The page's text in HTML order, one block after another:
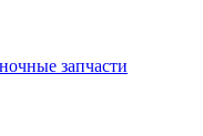
запчасти